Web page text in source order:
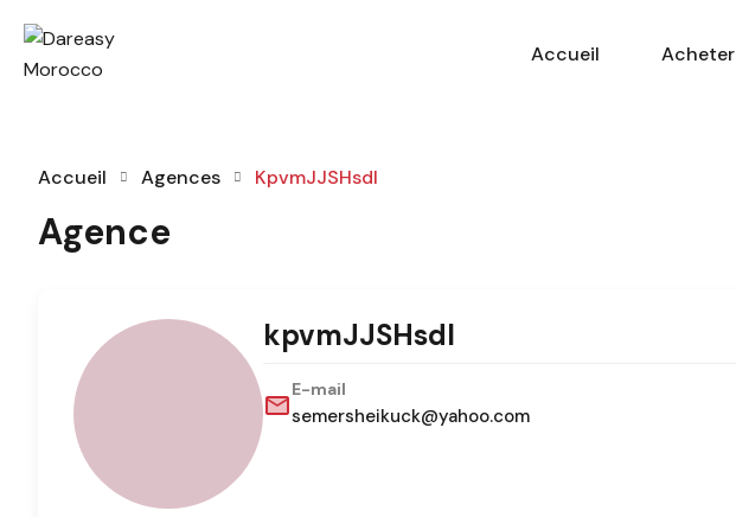
Accueil Acheter
Accueil Agences KpvmJJSHsdI
Agence
kpvmJJSHsdI
E-mail
semersheikuck@yahoo.com